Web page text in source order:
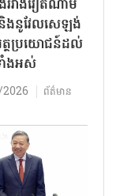
វាងវៀតណាម
ងនូវែលសេឡង់
ត្ថប្រយោជន៍ដល់
ាំងអស់
ព័ត៌មាន